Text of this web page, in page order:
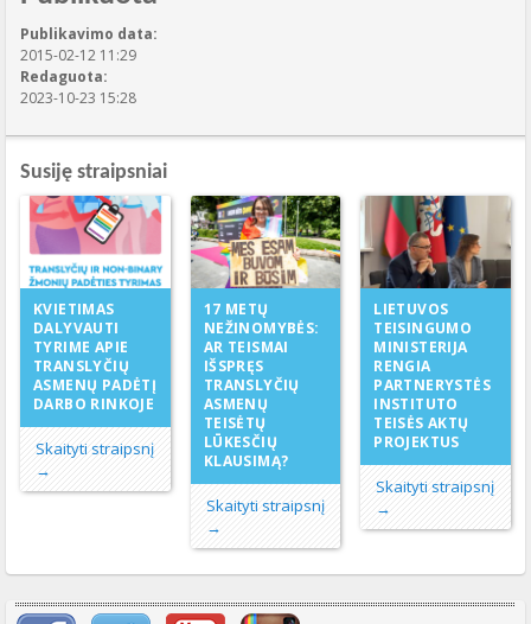
Publikavimo data:
2015-02-12 11:29
Redaguota:
2023-10-23 15:28
Susiję straipsniai
KVIETIMAS
DALYVAUTI
TYRIME APIE
TRANSLYČIŲ
ASMENŲ PADĖTĮ
DARBO RINKOJE
Skaityti straipsnį
→
17 METŲ
NEŽINOMYBĖS:
AR TEISMAI
IŠSPRĘS
TRANSLYČIŲ
ASMENŲ
TEISĖTŲ
LŪKESČIŲ
KLAUSIMĄ?
Skaityti straipsnį
→
LIETUVOS
TEISINGUMO
MINISTERIJA
RENGIA
PARTNERYSTĖS
INSTITUTO
TEISĖS AKTŲ
PROJEKTUS
Skaityti straipsnį
→
Svarbių įrašų meniu